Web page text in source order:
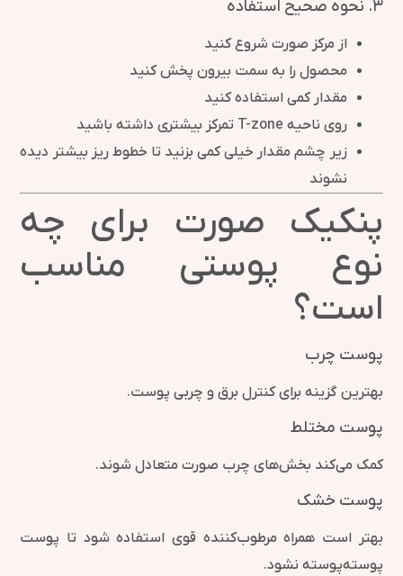
۳. نحوه صحیح استفاده
از مرکز صورت شروع کنید
محصول را به سمت بیرون پخش کنید
مقدار کمی استفاده کنید
روی ناحیه T-zone تمرکز بیشتری داشته باشید
زیر چشم مقدار خیلی کمی بزنید تا خطوط ریز بیشتر دیده
نشوند
پنکیک صورت برای چه
نوع پوستی مناسب
است؟
پوست چرب
بهترین گزینه برای کنترل برق و چربی پوست.
پوست مختلط
کمک می‌کند بخش‌های چرب صورت متعادل شوند.
پوست خشک
بهتر است همراه مرطوب‌کننده قوی استفاده شود تا پوست
پوسته‌پوسته نشود.